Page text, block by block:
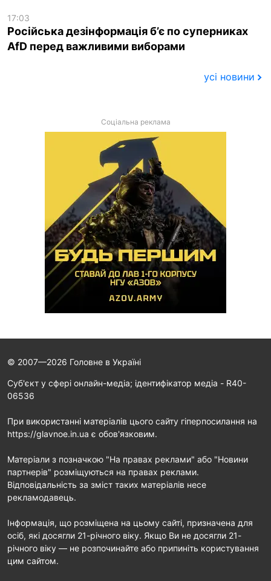
17:03
Російська дезінформація б’є по суперниках
AfD перед важливими виборами
усі новини
Соціальна реклама
© 2007—2026 Головне в Україні
Cуб'єкт у сфері онлайн-медіа; ідентифікатор медіа - R40-
06536
При використанні матеріалів цього сайту гіперпосилання на
https://glavnoe.in.ua є обов'язковим.
Матеріали з позначкою "На правах реклами" або "Новини
партнерів" розміщуються на правах реклами.
Відповідальність за зміст таких матеріалів несе
рекламодавець.
Інформація, що розміщена на цьому сайті, призначена для
осіб, які досягли 21-річного віку. Якщо Ви не досягли 21-
річного віку — не розпочинайте або припиніть користування
цим сайтом.